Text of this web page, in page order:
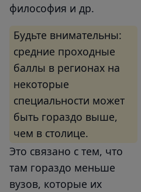
философия и др.
Будьте внимательны:
средние проходные
баллы в регионах на
некоторые
специальности может
быть гораздо выше,
чем в столице.
Это связано с тем, что
там гораздо меньше
вузов, которые их